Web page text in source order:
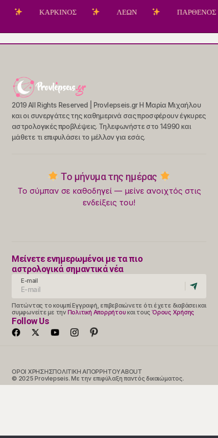
ΚΑΡΚΙΝΟΣ ΛΕΩΝ ΠΑΡΘΕΝΟΣ
2019 All Rights Reserved | Provlepseis.gr Η Μαρία Μιχαήλου
και οι συνεργάτες της καθημερινά σας προσφέρουν έγκυρες
αστρολογικές προβλέψεις. Τηλεφωνήστε στο 14990 και
μάθετε τι επιφυλάσει το μέλλον για εσάς.
Το μήνυμα της ημέρας
Το σύμπαν σε καθοδηγεί — μείνε ανοιχτός στις
ενδείξεις του!
Μείνετε ενημερωμένοι με τα πιο
αστρολογικά σημαντικά νέα
E-mail
Πατώντας το κουμπί Εγγραφή, επιβεβαιώνετε ότι έχετε διαβάσει και
συμφωνείτε με την Πολιτική Απορρήτου και τους Όρους Χρήσης
Follow Us
ΟΡΟΙ ΧΡΗΣΗΣΠΟΛΙΤΙΚΗ ΑΠΟΡΡΗΤΟΥABOUT
© 2025 Provlepseis. Με την επιφύλαξη παντός δικαιώματος.